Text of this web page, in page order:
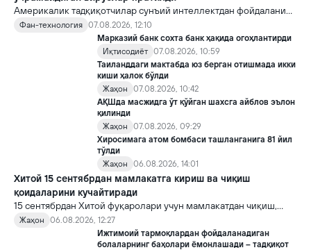
Америкалик тадқиқотчилар сунъий интеллектдан фойдаланиб
16 та вирус яратди. Бу кашфиёт янги ютуқларга умид уйғотиш
билан бирга, ундан нотўғри мақсадда фойдаланиш борасидаги
хавотирларни ҳам кучайтирмоқда.
Фан-технология 07.08.2026, 12:10
Марказий банк сохта банк ҳақида огоҳлантирди
Иқтисодиёт 07.08.2026, 10:59
Таиланддаги мактабда юз берган отишмада икки
киши ҳалок бўлди
Жаҳон
07.08.2026, 10:42
АҚШда масжидга ўт қўйган шахсга айблов эълон
қилинди
Жаҳон
07.08.2026, 09:29
Хиросимага атом бомбаси ташланганига 81 йил
тўлди
Жаҳон
06.08.2026, 14:01
Хитой 15 сентябрдан мамлакатга кириш ва чиқиш
қоидаларини кучайтиради
15 сентябрдан Хитой фуқаролари учун мамлакатдан чиқиш,
хорижликлар учун эса Хитойга кириш тартиби бўйича янги
қоидалар кучга киради.
Жаҳон
06.08.2026, 12:27
Ижтимоий тармоқлардан фойдаланадиган
болаларнинг баҳолари ёмонлашади – тадқиқот